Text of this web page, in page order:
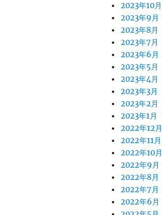
2023年10月
2023年9月
2023年8月
2023年7月
2023年6月
2023年5月
2023年4月
2023年3月
2023年2月
2023年1月
2022年12月
2022年11月
2022年10月
2022年9月
2022年8月
2022年7月
2022年6月